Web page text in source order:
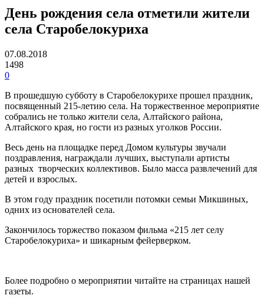
День рождения села отметили жители
села Старобелокуриха
07.08.2018
1498
0
В прошедшую субботу в Старобелокурихе прошел праздник,
посвященный 215-летию села. На торжественное мероприятие
собрались не только жители села, Алтайского района,
Алтайского края, но гости из разных уголков России.
Весь день на площадке перед Домом культуры звучали
поздравления, награждали лучших, выступали артисты
разных творческих коллективов. Было масса развлечений для
детей и взрослых.
В этом году праздник посетили потомки семьи Микшиных,
одних из основателей села.
Закончилось торжество показом фильма «215 лет селу
Старобелокуриха» и шикарным фейерверком.
Более подробно о мероприятии читайте на страницах нашей
газеты.